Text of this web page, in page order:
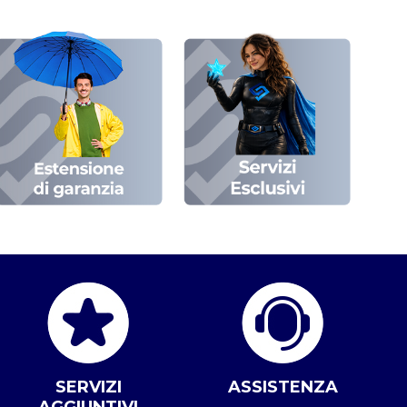
SERVIZI
ASSISTENZA